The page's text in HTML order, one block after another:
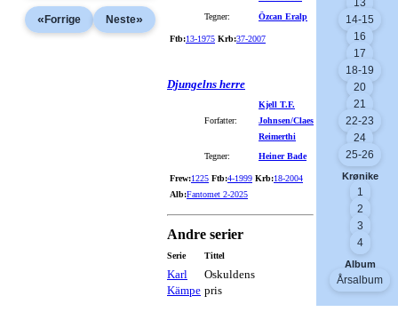
« Forrige Neste»
Tegner:
Özcan Eralp
Ftb:13-1975 Krb:37-2007
Djungelns herre
Forfatter:
Kjell T.F.
Johnsen/Claes
Reimerthi
Tegner:
Heiner Bade
Frew:1225 Ftb:4-1999 Krb:18-2004
Alb:Fantomet 2-2025
Andre serier
Serie Tittel
Karl
Kämpe
Oskuldens
pris
13
14-15
16
17
18-19
20
21
22-23
24
25-26
Krønike
1
2
3
4
Album
Årsalbum